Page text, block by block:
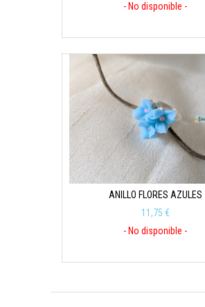
- No disponible -
ANILLO FLORES AZULES
11,75 €
- No disponible -